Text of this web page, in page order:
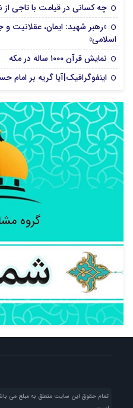
چه کسانی در قیامت با تاجی
«رهبر شهید: ایمان، عقلانیت
اسلامی»
نمایش قرآن ۱۰۰۰ ساله در مکه
اینفوگرافیک|آیا گریه بر امام
تمام حقوق این سایت متعلق به مبلغ می